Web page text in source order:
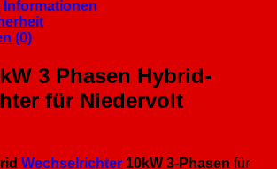
(0)
3 Phasen Hybrid-
für Niedervolt
Wechselrichter 10kW 3-Phasen für